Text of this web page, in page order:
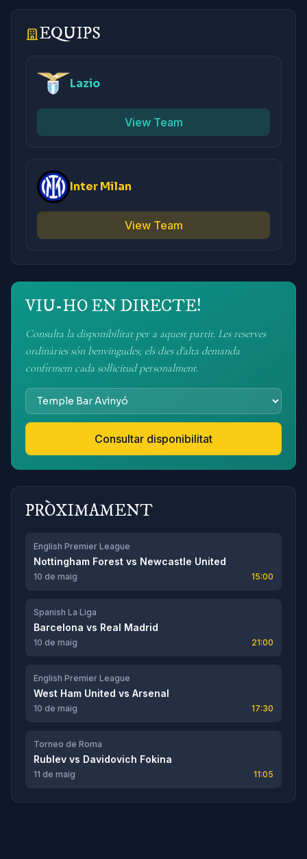
EQUIPS
Lazio
View Team
Inter Milan
View Team
VIU-HO EN DIRECTE!
Consulta la disponibilitat per a aquest partit. Les reserves
ordinàries són benvingudes; els dies d'alta demanda
confirmem cada sol·licitud personalment.
Consultar disponibilitat
PRÒXIMAMENT
English Premier League
Nottingham Forest vs Newcastle United
10 de maig 15:00
Spanish La Liga
Barcelona vs Real Madrid
10 de maig 21:00
English Premier League
West Ham United vs Arsenal
10 de maig 17:30
Torneo de Roma
Rublev vs Davidovich Fokina
11 de maig 11:05